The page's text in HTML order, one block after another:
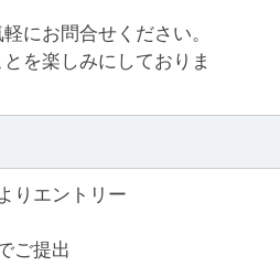
にお問合せください。
を楽しみにしておりま
りエントリー
ご提出